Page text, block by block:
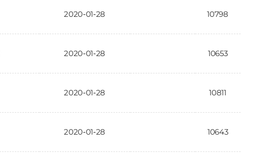
2020-01-28 10798
2020-01-28 10653
2020-01-28 10811
2020-01-28 10643